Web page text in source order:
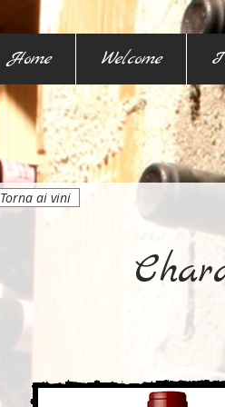
Home Welcome I
Torna ai vini